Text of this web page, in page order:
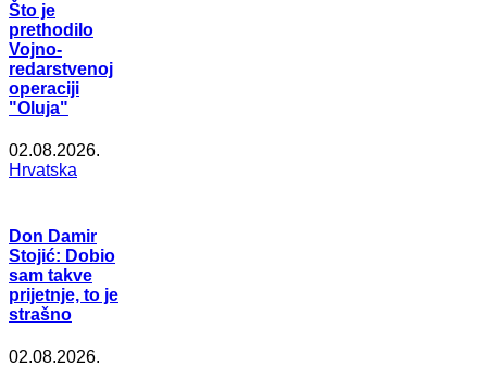
Što je
prethodilo
Vojno-
redarstvenoj
operaciji
"Oluja"
02.08.2026.
Hrvatska
Don Damir
Stojić: Dobio
sam takve
prijetnje, to je
strašno
02.08.2026.